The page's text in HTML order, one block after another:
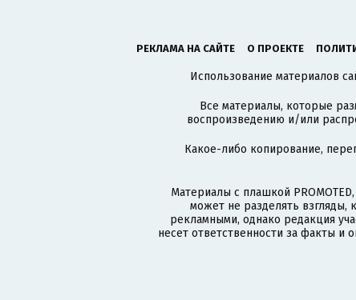
РЕКЛАМА НА САЙТЕ О ПРОЕКТЕ
Использование материалов
Все материалы, которые
воспроизведению и/или
Какое-либо копирование,
Материалы с плашкой
может не разделять
рекламными, однако редакция
несет ответственности за факты и